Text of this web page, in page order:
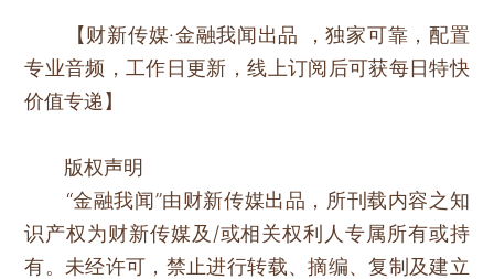
【财新传媒·金融我闻出品 ，独家可靠，配置
专业音频，工作日更新，线上订阅后可获每日特快
价值专递】
版权声明
“金融我闻”由财新传媒出品，所刊载内容之知
识产权为财新传媒及/或相关权利人专属所有或持
有。未经许可，禁止进行转载、摘编、复制及建立